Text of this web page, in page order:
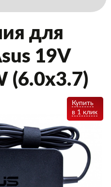
для
19V
(6.0x3.7)
Купить
в 1 клик